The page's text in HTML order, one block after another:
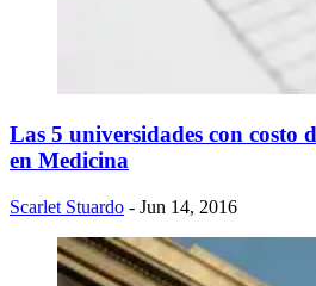
Las 5 universidades con costo
en Medicina
Scarlet Stuardo - Jun 14, 2016